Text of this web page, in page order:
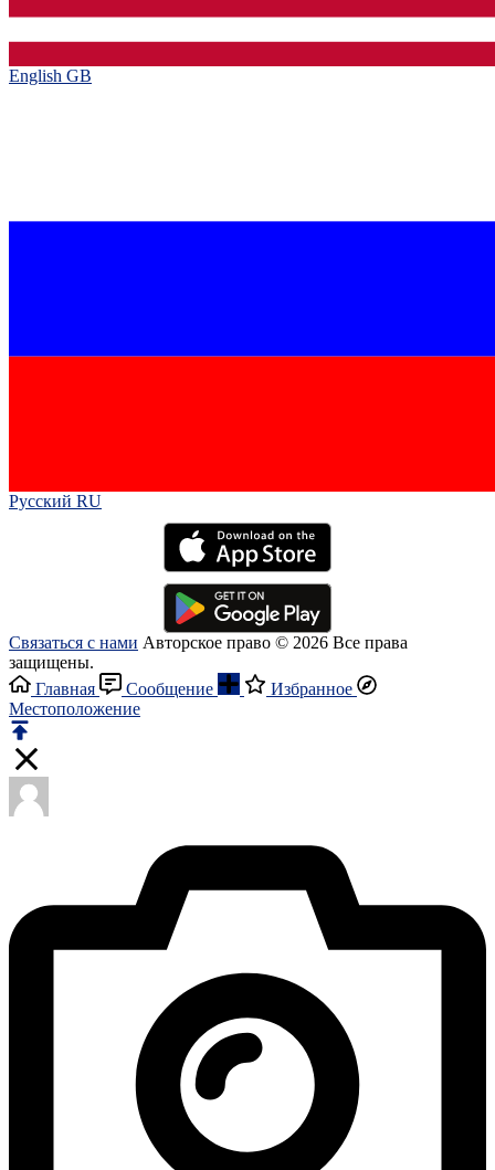
English GB‎
Русский RU‎
Связаться с нами Авторское право © 2026 Все права
защищены.
Главная
Сообщение
Избранное
Местоположение